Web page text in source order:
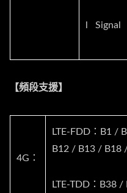
l Signal
【頻段支援】
4G：
LTE-FDD：B1 /
B12 / B13 / B18
LTE-TDD：B38